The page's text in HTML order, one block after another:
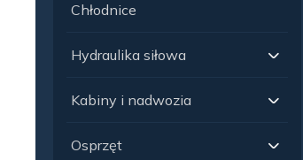
Chłodnice
Hydraulika siłowa
Kabiny i nadwozia
Osprzęt